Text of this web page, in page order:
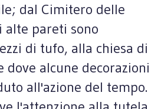
dal Cimitero delle
alte pareti sono
di tufo, alla chiesa di
dove alcune decorazioni
all'azione del tempo.